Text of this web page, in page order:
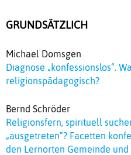
GRUNDSÄTZLICH
Michael Domsgen
Diagnose „konfessionslos“.
religionspädagogisch?
Bernd Schröder
Religionsfern, spirituell
„ausgetreten“? Facetten
den Lernorten Gemeinde und